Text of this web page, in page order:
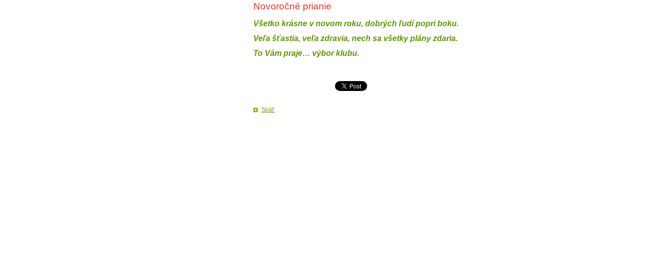
Novoročné prianie
Všetko krásne v novom roku, dobrých ľudí popri boku.
Veľa šťastia, veľa zdravia, nech sa všetky plány zdaria.
To Vám praje… výbor klubu.
Späť